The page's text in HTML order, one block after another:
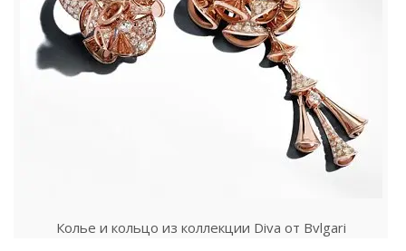
Колье и кольцо из коллекции Diva от Bvlgari